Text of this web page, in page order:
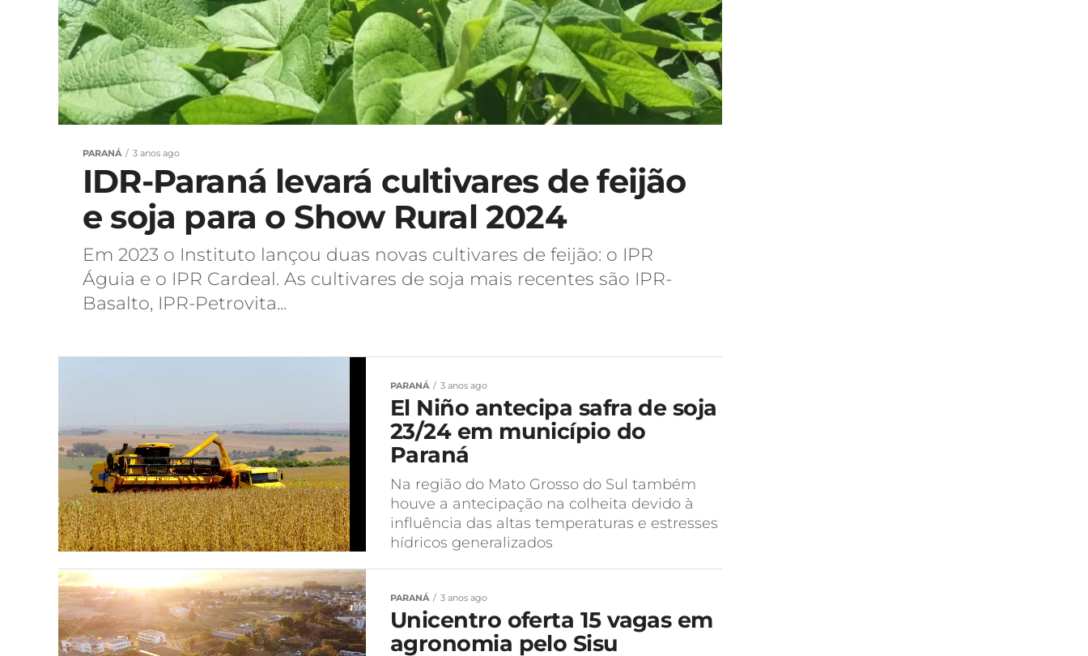
PARANÁ 3 anos ago
IDR-Paraná levará cultivares de feijão
e soja para o Show Rural 2024
Em 2023 o Instituto lançou duas novas cultivares de feijão: o IPR
Águia e o IPR Cardeal. As cultivares de soja mais recentes são IPR-
Basalto, IPR-Petrovita...
PARANÁ 3 anos ago
El Niño antecipa safra de soja
23/24 em município do
Paraná
Na região do Mato Grosso do Sul também
houve a antecipação na colheita devido à
influência das altas temperaturas e estresses
hídricos generalizados
PARANÁ 3 anos ago
Unicentro oferta 15 vagas em
agronomia pelo Sisu